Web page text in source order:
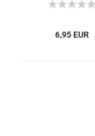
6,95 EUR